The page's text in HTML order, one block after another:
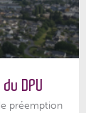
DPU
préemption